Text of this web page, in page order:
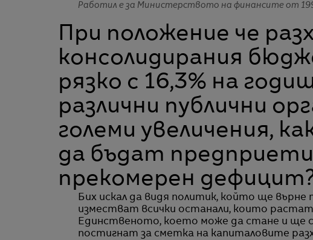
Работил е за Министерството на финансите от
При положение че
консолидирания
рязко с 16,3% на
различни публични
големи увеличения,
да бъдат предприети,
прекомерен
Бих искал да видя политик, който ще върне
изместват всички останали, които
Единственото, което може да стане и ще
постигнат за сметка на капиталовите